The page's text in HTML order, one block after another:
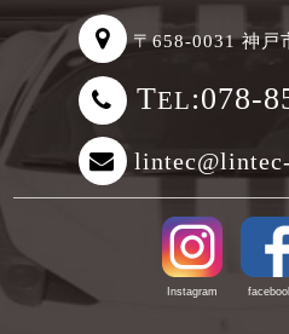
〒658-0031 神戸
TEL:078-
Instagram